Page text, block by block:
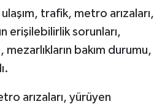
trafik, metro arızaları,
erişilebilirlik sorunları,
bakım durumu,
arızaları, yürüyen